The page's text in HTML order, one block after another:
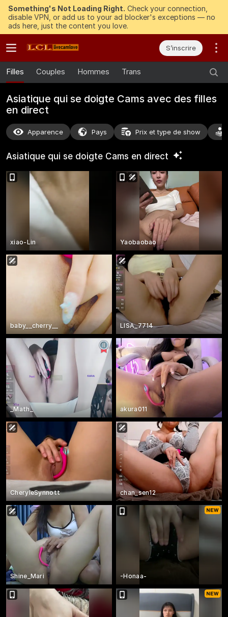
Something's Not Loading Right. Check your connection,
disable VPN, or add us to your ad blocker's exceptions — no
ads here, just the content you love.
S’inscrire
Filles Couples Hommes Trans
Asiatique qui se doigte Cams avec des filles
en direct
Apparence Pays Prix et type de show
Asiatique qui se doigte Cams en direct
xiao-Lin Yaobaobao
baby__cherry__ LISA_7714
_Math_ akura011
CheryleSynnott chan_sen12
Shine_Mari -Honaa-